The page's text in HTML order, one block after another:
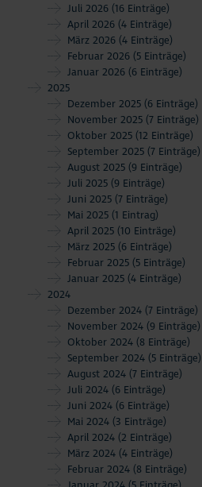
Juli 2026 (16 Einträge)
April 2026 (4 Einträge)
März 2026 (4 Einträge)
Februar 2026 (5 Einträge)
Januar 2026 (6 Einträge)
2025
Dezember 2025 (6 Einträge)
November 2025 (7 Einträge)
Oktober 2025 (12 Einträge)
September 2025 (7 Einträge)
August 2025 (9 Einträge)
Juli 2025 (9 Einträge)
Juni 2025 (7 Einträge)
Mai 2025 (1 Eintrag)
April 2025 (10 Einträge)
März 2025 (6 Einträge)
Februar 2025 (5 Einträge)
Januar 2025 (4 Einträge)
2024
Dezember 2024 (7 Einträge)
November 2024 (9 Einträge)
Oktober 2024 (8 Einträge)
September 2024 (5 Einträge)
August 2024 (7 Einträge)
Juli 2024 (6 Einträge)
Juni 2024 (6 Einträge)
Mai 2024 (3 Einträge)
April 2024 (2 Einträge)
März 2024 (4 Einträge)
Februar 2024 (8 Einträge)